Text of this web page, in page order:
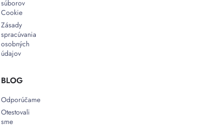
súborov
Cookie
Zásady
spracúvania
osobných
údajov
BLOG
Odporúčame
Otestovali
sme